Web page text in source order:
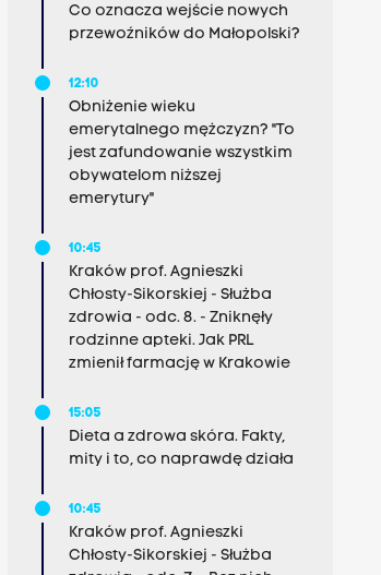
Co oznacza wejście nowych
przewoźników do Małopolski?
12:10
Obniżenie wieku
emerytalnego mężczyzn? "To
jest zafundowanie wszystkim
obywatelom niższej
emerytury"
10:45
Kraków prof. Agnieszki
Chłosty-Sikorskiej - Służba
zdrowia - odc. 8. - Zniknęły
rodzinne apteki. Jak PRL
zmienił farmację w Krakowie
15:05
Dieta a zdrowa skóra. Fakty,
mity i to, co naprawdę działa
10:45
Kraków prof. Agnieszki
Chłosty-Sikorskiej - Służba